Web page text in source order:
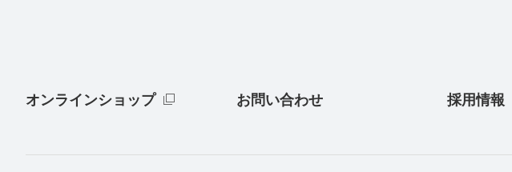
オンラインショップ お問い合わせ 採用情報